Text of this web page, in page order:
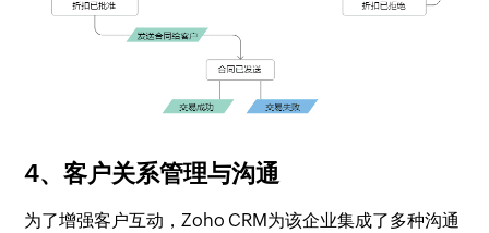
4、客户关系管理与沟通
为了增强客户互动，Zoho CRM为该企业集成了多种沟通